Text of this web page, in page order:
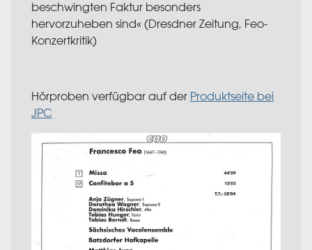
beschwingten Faktur besonders
hervorzuheben sind« (Dresdner Zeitung, Feo-
Konzertkritik)
Hörproben verfügbar auf der Produktseite bei
JPC